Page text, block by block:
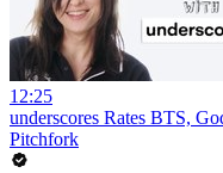
12:25
underscores Rates BTS,
Pitchfork